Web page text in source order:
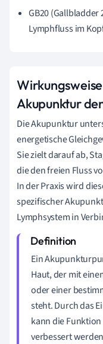
GB20
Lymphfluss im
Akupunktur
Die Akupunktur
energetische
Sie zielt darauf ab,
die den freien Fluss
In der Praxis wird
spezifischer
Lymphsystem in
Ein
Haut, der mit
oder einer
steht. Durch das
kann die
verbessert